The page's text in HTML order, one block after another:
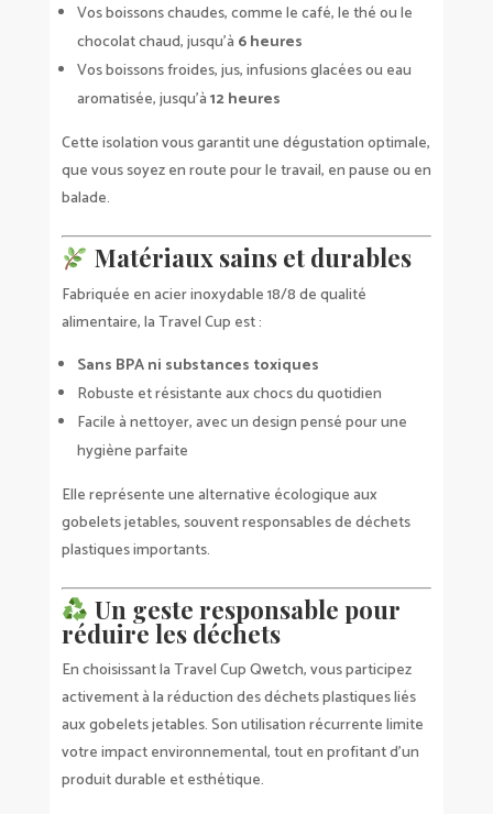
Vos boissons chaudes, comme le café, le thé ou le
chocolat chaud, jusqu’à 6 heures
Vos boissons froides, jus, infusions glacées ou eau
aromatisée, jusqu’à12 heures
Cette isolation vous garantit une dégustation optimale,
que vous soyez en route pour le travail, en pause ou en
balade.
Matériaux sains et durables
Fabriquée en acier inoxydable 18/8 de qualité
alimentaire, la Travel Cup est :
Sans BPA ni substances toxiques
Robuste et résistante aux chocs du quotidien
Facile à nettoyer, avec un design pensé pour une
hygiène parfaite
Elle représente une alternative écologique aux
gobelets jetables, souvent responsables de déchets
plastiques importants.
Un geste responsable pour
réduire les déchets
En choisissant la Travel Cup Qwetch, vous participez
activement à la réduction des déchets plastiques liés
aux gobelets jetables. Son utilisation récurrente limite
votre impact environnemental, tout en profitant d’un
produit durable et esthétique.